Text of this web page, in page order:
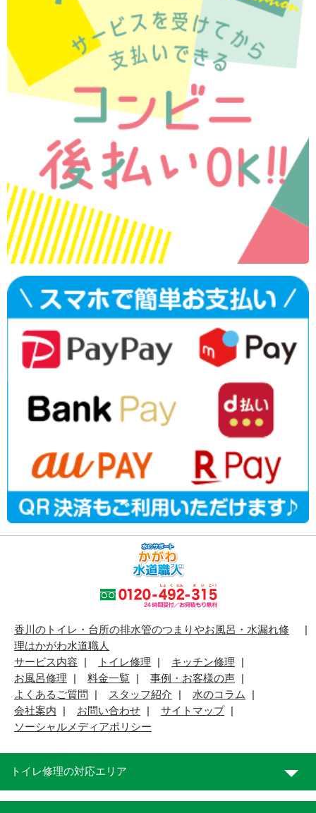
香川のトイレ・台所の排水管のつまりやお風呂・水漏れ修
理はかがわ水道職人
サービス内容
トイレ修理
キッチン修理
お風呂修理
料金一覧
事例・お客様の声
よくあるご質問
スタッフ紹介
水のコラム
会社案内
お問い合わせ
サイトマップ
ソーシャルメディアポリシー
トイレ修理の対応エリア